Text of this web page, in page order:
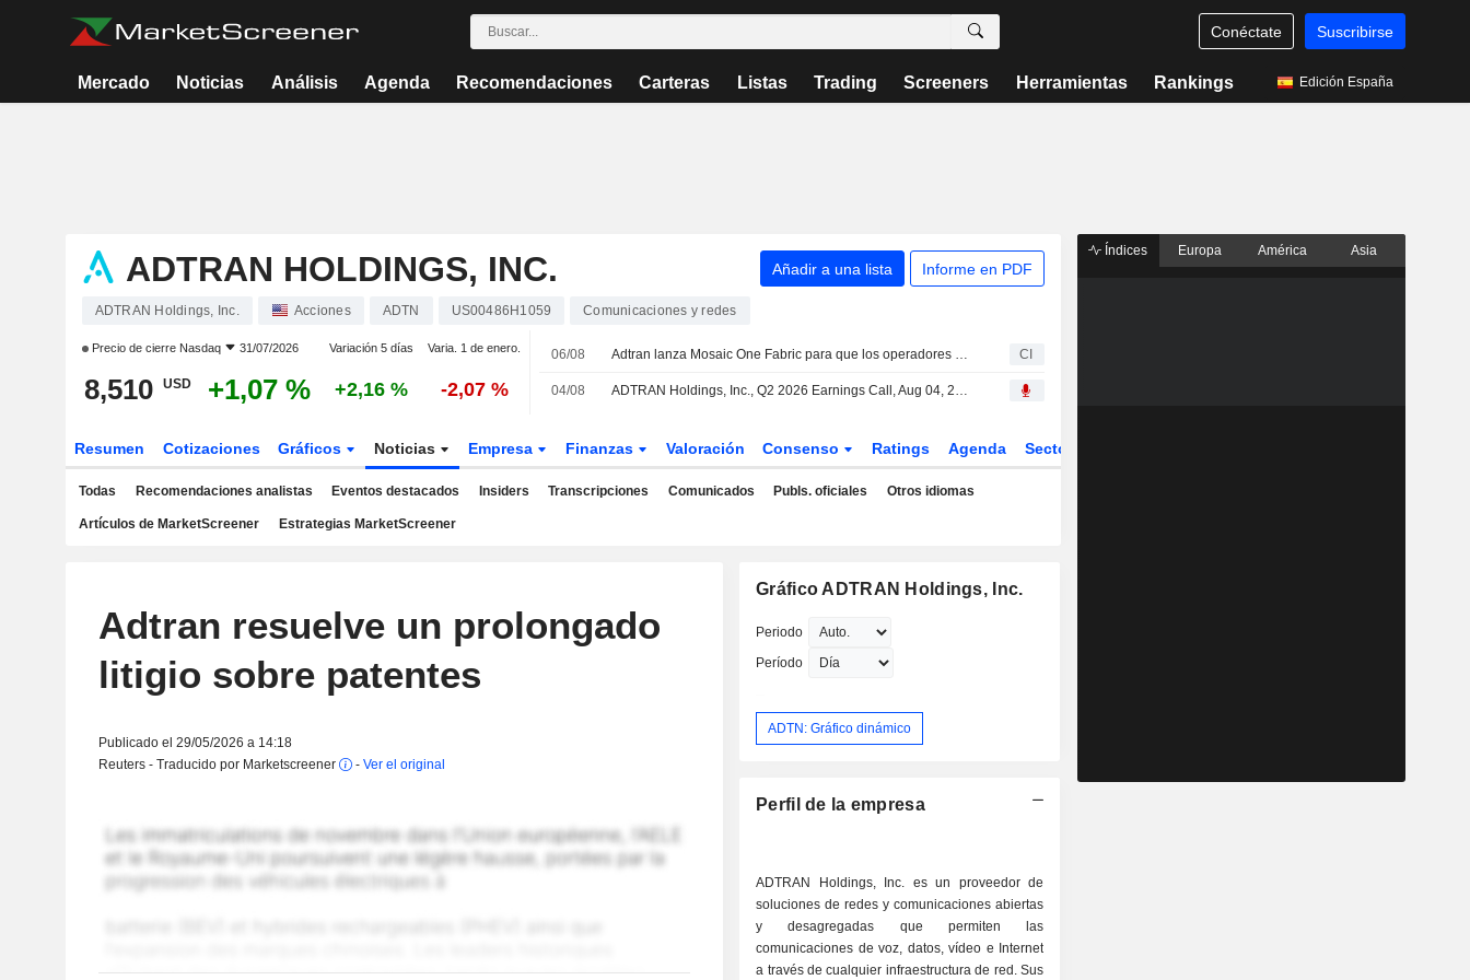
Conéctate Suscribirse
Mercado Noticias Análisis Agenda Recomendaciones Carteras Listas Trading Screeners Herramientas Rankings Edición España
ADTRAN HOLDINGS, INC. Añadir a una lista Informe en PDF
ADTRAN Holdings, Inc. Acciones ADTN US00486H1059 Comunicaciones y redes
Precio de cierre Nasdaq 31/07/2026 Variación 5 días Varia. 1 de enero.
8,510 USD +1,07 % +2,16 % -2,07 %
06/08 Adtran lanza Mosaic One Fabric para que los operadores creen sus propios agentes de inteligencia artificial y flujos de trabajo CI
04/08 ADTRAN Holdings, Inc., Q2 2026 Earnings Call, Aug 04, 2026
Resumen Cotizaciones Gráficos Noticias Empresa Finanzas Valoración Consenso Ratings Agenda Sector
Todas Recomendaciones analistas Eventos destacados Insiders Transcripciones Comunicados Publs. oficiales Otros idiomas
Artículos de MarketScreener Estrategias MarketScreener
Adtran resuelve un prolongado
litigio sobre patentes
Publicado el 29/05/2026 a 14:18
Reuters - Traducido por Marketscreener
- Ver el original
Gráfico ADTRAN Holdings, Inc.
Periodo
Período
ADTN: Gráfico dinámico
Perfil de la empresa
ADTRAN Holdings, Inc. es un proveedor de
soluciones de redes y comunicaciones abiertas
y desagregadas que permiten las
comunicaciones de voz, datos, vídeo e Internet
a través de cualquier infraestructura de red. Sus
Índices Europa América Asia